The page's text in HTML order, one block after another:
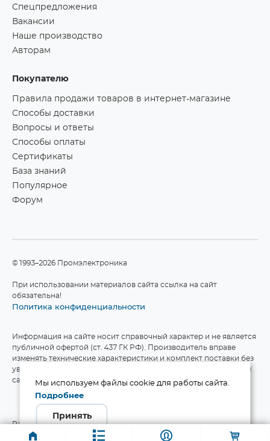
Спецпредложения
Вакансии
Наше производство
Авторам
Покупателю
Правила продажи товаров в интернет-магазине
Способы доставки
Вопросы и ответы
Способы оплаты
Сертификаты
База знаний
Популярное
Форум
©1993–2026 Промэлектроника
При использовании материалов сайта ссылка на сайт
обязательна!
Политика конфиденциальности
Информация на сайте носит справочный характер и не является
публичной офертой (ст. 437 ГК РФ). Производитель вправе
изменять технические характеристики и комплект поставки без
уведомления. Актуальные данные приведены на официальном
сайте производителя.
Разработка сайта
Мы используем файлы cookie для работы сайта.
Подробнее
Принять